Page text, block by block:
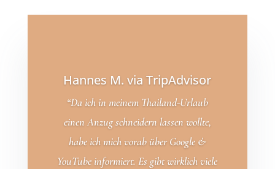
Hannes M. via TripAdvisor
“Da ich in meinem Thailand-Urlaub
einen Anzug schneidern lassen wollte,
habe ich mich vorab über Google &
YouTube informiert. Es gibt wirklich viele